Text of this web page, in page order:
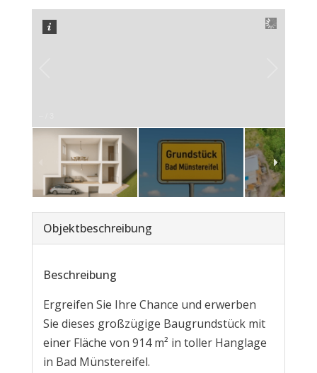
Objekt­beschreibung
Beschreibung
Ergreifen Sie Ihre Chance und erwerben
Sie dieses großzügige Baugrundstück mit
einer Fläche von 914 m² in toller Hanglage
in Bad Münstereifel.